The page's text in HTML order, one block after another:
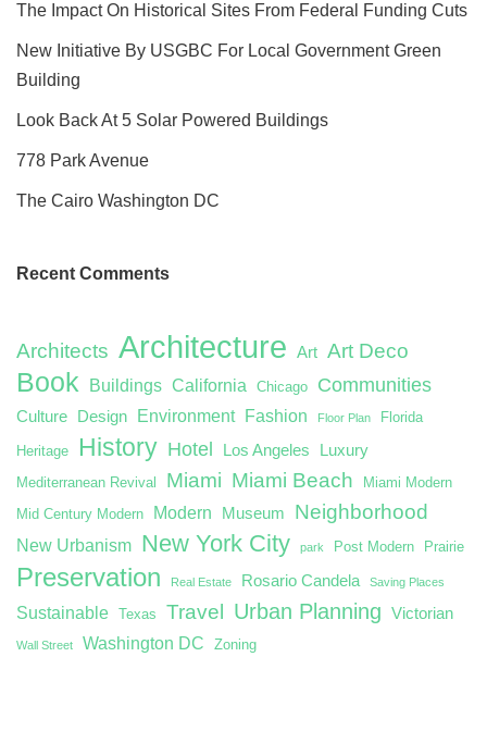
The Impact On Historical Sites From Federal Funding Cuts
New Initiative By USGBC For Local Government Green
Building
Look Back At 5 Solar Powered Buildings
778 Park Avenue
The Cairo Washington DC
Recent Comments
Architects Architecture Art Art Deco
Book Buildings California Chicago Communities
Culture Design Environment Fashion Floor Plan Florida
Heritage History Hotel Los Angeles Luxury
Mediterranean Revival Miami Miami Beach
Miami Modern
Mid Century Modern
Modern Museum Neighborhood
New Urbanism New York City park Post Modern Prairie
Preservation Real Estate Rosario Candela Saving Places
Sustainable Texas Travel Urban Planning Victorian
Wall Street Washington DC Zoning